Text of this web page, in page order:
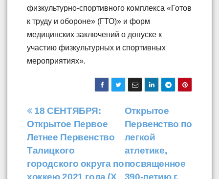
физкультурно-спортивного комплекса «Готов
к труду и обороне» (ГТО)» и форм
медицинских заключений о допуске к
участию физкультурных и спортивных
мероприятиях».
Навигация
по
записям
Открытое
Первенство по
легкой
атлетике,
посвященное
18 СЕНТЯБРЯ:
Открытое Первое
Летнее Первенство
Талицкого
городского округа по